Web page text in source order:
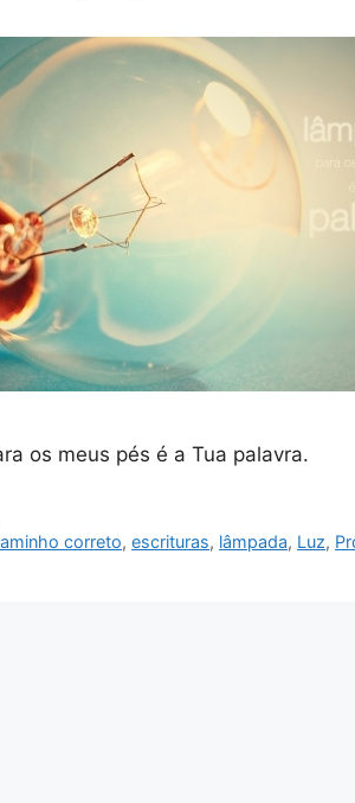
os meus pés é a Tua palavra.
correto,escrituras, lâmpada, Luz,